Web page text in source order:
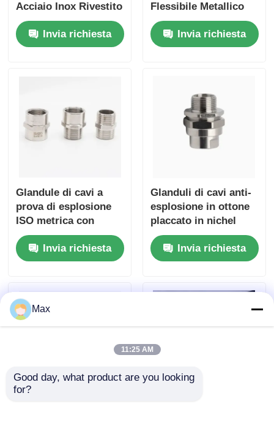
Acciaio Inox Rivestito
1/2" per Aree
PericoloseInvia richiesta
Flessibile Metallico
Antideflagrante in
Acciaio Inossidabile
180cm
Invia richiesta
Glandule di cavi a
prova di esplosione
ISO metrica con
sigillo di gomma
intrinsecamente
sicure
Invia richiesta
Glanduli di cavi anti-
esplosione in ottone
placcato in nichel
argento 6-12 mm
Range Ex db IIC T6
Gb IP66
Invia richiesta
Max
11:25 AM
Good day, what product are you looking
for?